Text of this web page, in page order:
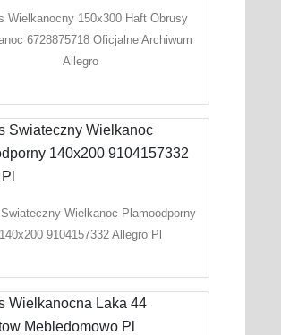
Wielkanocny 150x300 Haft Obrusy
6728875718 Oficjalne Archiwum
Allegro
Wielkanoc Plamoodporny
140x200 9104157332 Allegro Pl